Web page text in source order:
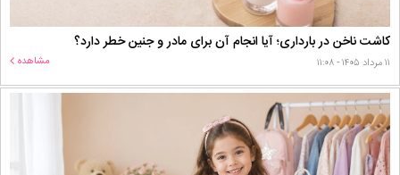
کاشت ناخن در بارداری؛ آیا انجام آن برای مادر و جنین خطر دارد؟
۱۱ مرداد ۱۴۰۵ - ۱۱:۰۸ مشاهده